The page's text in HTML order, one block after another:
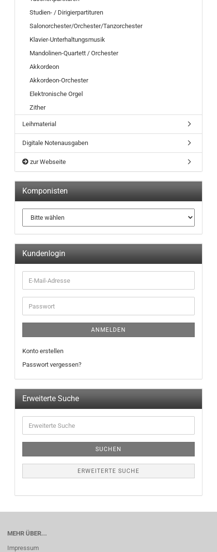
Studien- / Dirigierpartituren
Salonorchester/Orchester/Tanzorchester
Klavier-Unterhaltungsmusik
Mandolinen-Quartett / Orchester
Akkordeon
Akkordeon-Orchester
Elektronische Orgel
Zither
Leihmaterial
Digitale Notenausgaben
zur Webseite
Komponisten
Kundenlogin
ANMELDEN
Konto erstellen
Passwort vergessen?
Erweiterte Suche
SUCHEN
ERWEITERTE SUCHE
MEHR ÜBER...
Impressum